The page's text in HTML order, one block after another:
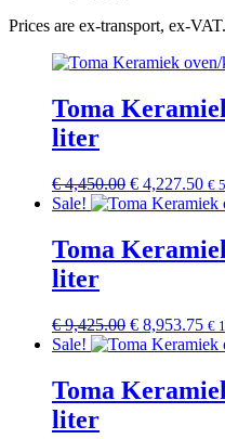
Prices are ex-transport, ex-VAT.
Toma
liter
€4,450.00 Original
price
€ 4,450.00.
€ 4,227.50
€
€
Sale!
Toma
liter
€9,425.00 Original
price
€ 9,425.00.
€ 8,953.75
€
€
Sale!
Toma
liter